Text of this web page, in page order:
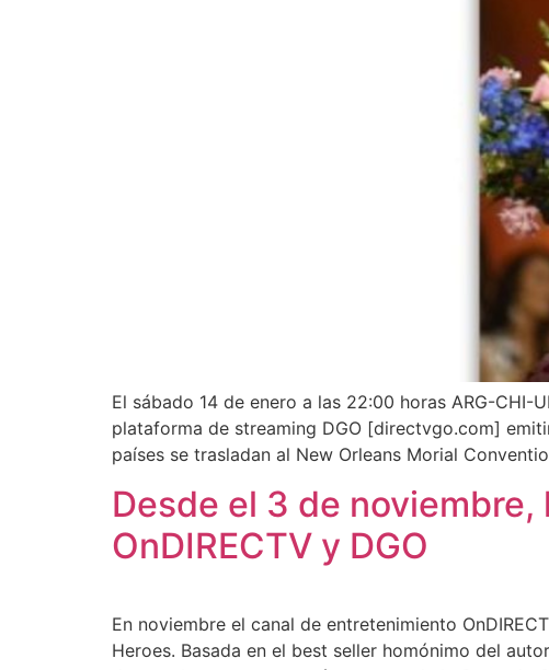
El sábado 14 de enero a las 22:00 horas ARG-CHI-
plataforma de streaming DGO [directvgo.com]
países se trasladan al New Orleans Morial
Desde el 3 de
OnDIRECTV y DGO
En noviembre el canal de entretenimiento
Heroes. Basada en el best seller homónimo del